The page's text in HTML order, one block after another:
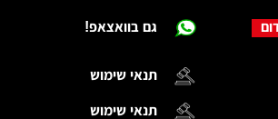
גם בוואצאפ!
תנאי שימוש
תנאי שימוש